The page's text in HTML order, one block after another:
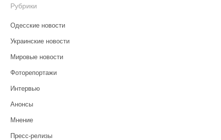
Рубрики
Одесские новости
Украинские новости
Мировые новости
Фоторепортажи
Интервью
Анонсы
Мнение
Пресс-релизы